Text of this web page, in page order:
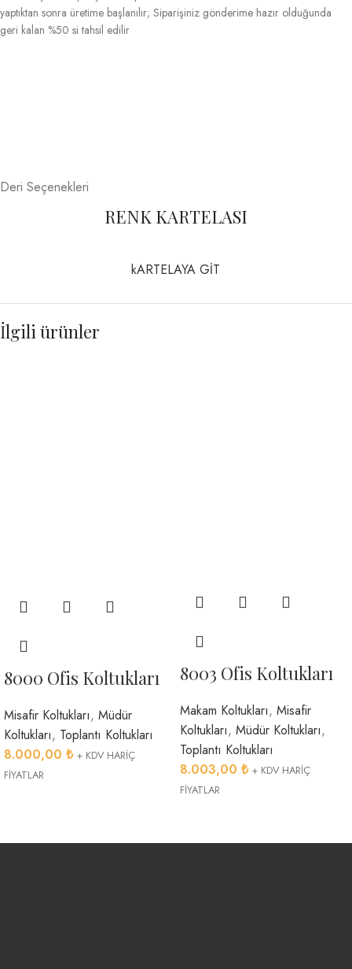
yaptıktan sonra üretime başlanılır; Siparişiniz gönderime hazır olduğunda
geri kalan %50 si tahsil edilir
Deri Seçenekleri
RENK KARTELASI
kARTELAYA GİT
İlgili ürünler
8000 Ofis Koltukları
Misafir Koltukları, Müdür
Koltukları, Toplantı Koltukları
8.000,00 ₺ + KDV HARİÇ
FİYATLAR
8003 Ofis Koltukları
Makam Koltukları, Misafir
Koltukları, Müdür Koltukları,
Toplantı Koltukları
8.003,00 ₺ + KDV HARİÇ
FİYATLAR